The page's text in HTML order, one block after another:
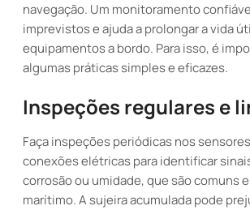
navegação. Um monitoramento
imprevistos e ajuda a prolongar a vida
equipamentos a bordo. Para isso, é
algumas práticas simples e eficazes.
Inspeções regulares e
Faça inspeções periódicas nos
conexões elétricas para identificar
corrosão ou umidade, que são comuns
marítimo. A sujeira acumulada pode